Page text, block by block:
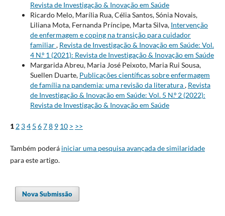
Revista de Investigação & Inovação em Saúde
Ricardo Melo, Marília Rua, Célia Santos, Sónia Novais,
Liliana Mota, Fernanda Príncipe, Marta Silva, Intervenção
de enfermagem e coping na transição para cuidador
familiar, Revista de Investigação & Inovação em Saúde: Vol.
4 N.º 1 (2021): Revista de Investigação & Inovação em Saúde
Margarida Abreu, Maria José Peixoto, Maria Rui Sousa,
Suellen Duarte, Publicações científicas sobre enfermagem
de família na pandemia: uma revisão da literatura, Revista
de Investigação & Inovação em Saúde: Vol. 5 N.º 2 (2022):
Revista de Investigação & Inovação em Saúde
1 2 34 5 678 9 10 > >>
Também poderá iniciar uma pesquisa avançada de similaridade
para este artigo.
Nova Submissão